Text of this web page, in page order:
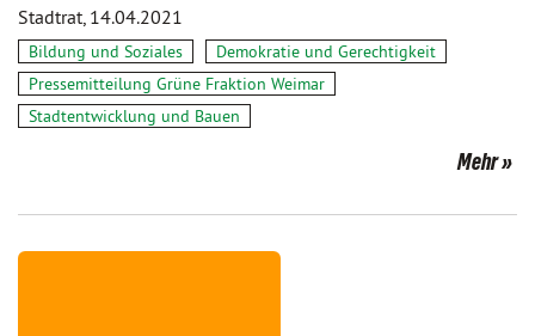
Stadtrat, 14.04.2021
Bildung und Soziales
Demokratie und Gerechtigkeit
Pressemitteilung Grüne Fraktion Weimar
Stadtentwicklung und Bauen
Mehr